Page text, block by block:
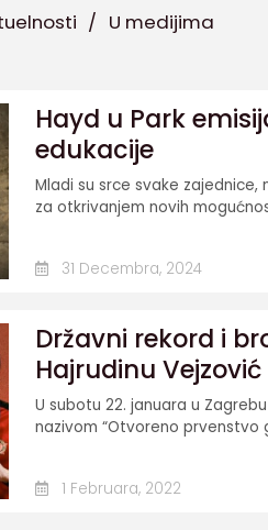
/ U medijima
Hayd u Park
edukacije
Mladi su srce svake
za otkrivanjem novih
31 Decembra, 2024
Državni rekord i
Hajrudinu
U subotu 22. januara u
nazivom “Otvoreno prvenstvo
1 Februara, 2022